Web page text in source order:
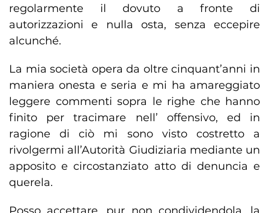
regolarmente il dovuto a fronte di
autorizzazioni e nulla osta, senza eccepire
alcunché.
La mia società opera da oltre cinquant’anni in
maniera onesta e seria e mi ha amareggiato
leggere commenti sopra le righe che hanno
finito per tracimare nell’ offensivo, ed in
ragione di ciò mi sono visto costretto a
rivolgermi all’Autorità Giudiziaria mediante un
apposito e circostanziato atto di denuncia e
querela.